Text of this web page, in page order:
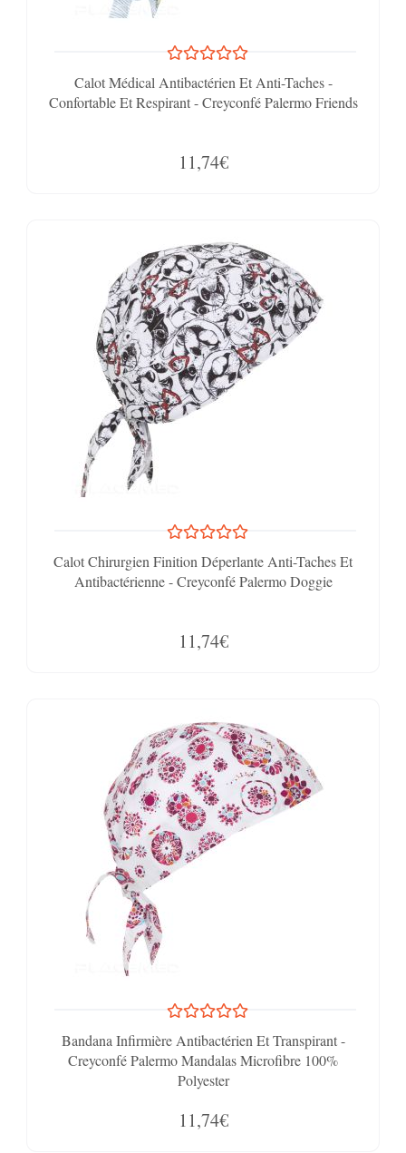
Calot Médical Antibactérien Et Anti-Taches -
Confortable Et Respirant - Creyconfé Palermo Friends
11,74€
Calot Chirurgien Finition Déperlante Anti-Taches Et
Antibactérienne - Creyconfé Palermo Doggie
11,74€
Bandana Infirmière Antibactérien Et Transpirant -
Creyconfé Palermo Mandalas Microfibre 100%
Polyester
11,74€